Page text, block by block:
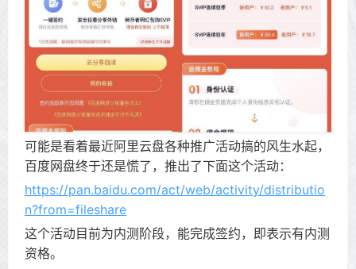
可能是看着最近阿里云盘各种推广活动搞的风生水起，
百度网盘终于还是慌了，推出了下面这个活动：
https://pan.baidu.com/act/web/activity/distributio
n?from=fileshare
这个活动目前为内测阶段，能完成签约，即表示有内测
资格。